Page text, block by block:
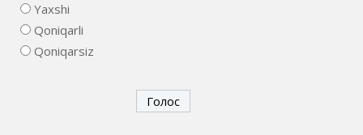
Yaxshi
Qoniqarli
Qoniqarsiz